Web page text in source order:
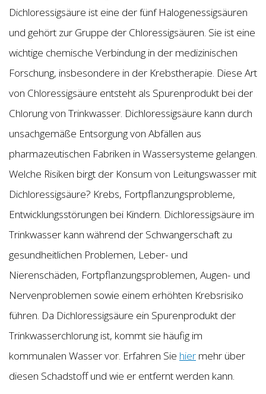
Dichloressigsäure ist eine der fünf Halogenessigsäuren
und gehört zur Gruppe der Chloressigsäuren. Sie ist eine
wichtige chemische Verbindung in der medizinischen
Forschung, insbesondere in der Krebstherapie. Diese Art
von Chloressigsäure entsteht als Spurenprodukt bei der
Chlorung von Trinkwasser. Dichloressigsäure kann durch
unsachgemäße Entsorgung von Abfällen aus
pharmazeutischen Fabriken in Wassersysteme gelangen.
Welche Risiken birgt der Konsum von Leitungswasser mit
Dichloressigsäure? Krebs, Fortpflanzungsprobleme,
Entwicklungsstörungen bei Kindern. Dichloressigsäure im
Trinkwasser kann während der Schwangerschaft zu
gesundheitlichen Problemen, Leber- und
Nierenschäden, Fortpflanzungsproblemen, Augen- und
Nervenproblemen sowie einem erhöhten Krebsrisiko
führen. Da Dichloressigsäure ein Spurenprodukt der
Trinkwasserchlorung ist, kommt sie häufig im
kommunalen Wasser vor. Erfahren Sie hier mehr über
diesen Schadstoff und wie er entfernt werden kann.